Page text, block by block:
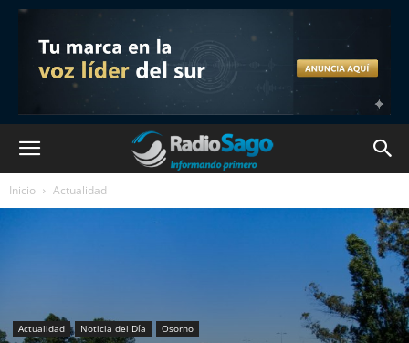
Inicio Actualidad
Actualidad Noticia del Día Osorno